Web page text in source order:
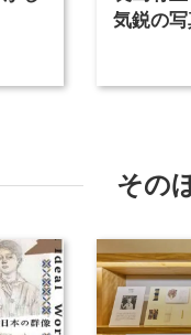
気鋭の
その